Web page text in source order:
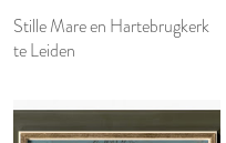
Stille Mare en Hartebrugkerk
te Leiden